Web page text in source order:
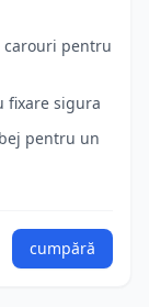
carouri pentru
fixare sigura
pentru un
cumpără